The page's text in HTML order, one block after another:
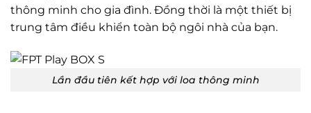
thông minh cho gia đình. Đồng thời là một thiết bị
trung tâm điều khiển toàn bộ ngôi nhà của bạn.
Lần đầu tiên kết hợp với loa thông minh